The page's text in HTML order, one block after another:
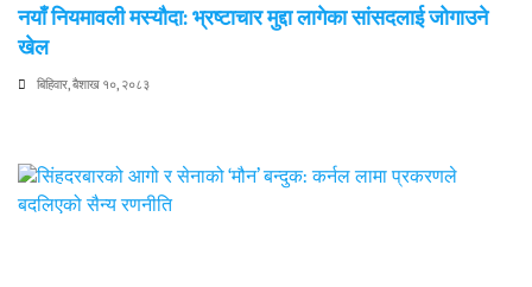
नयाँ नियमावली मस्यौदा: भ्रष्टाचार मुद्दा लागेका सांसदलाई जोगाउने
खेल
बिहिवार, बैशाख १०, २०८३